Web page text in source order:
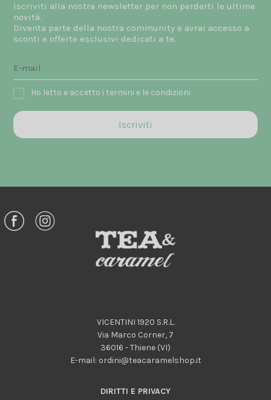
Iscriviti alla nostra newsletter per non perderti le ultime
novità.
Diventa parte della nostra community e avrai accesso a
sconti e offerte esclusivi dedicati a te.
Ho letto e accetto i termini e le condizioni
VICENTINI 1920 S.R.L.
Via Marco Corner, 7
36016 - Thiene (VI)
E-mail: ordini@teacaramelshop.it
DIRITTI E PRIVACY